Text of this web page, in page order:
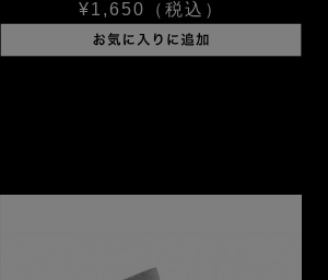
¥1,650 （税込）